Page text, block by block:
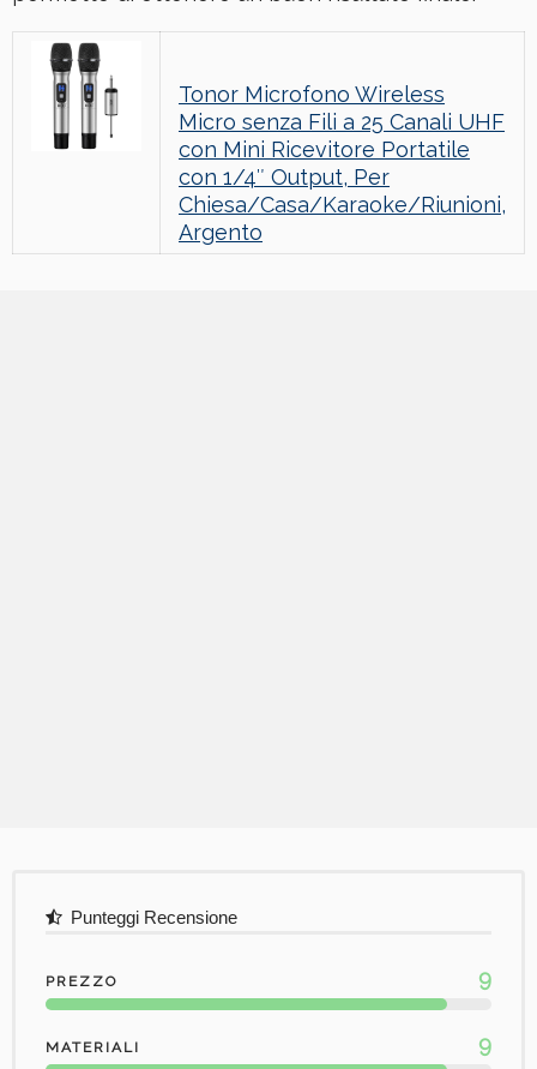
Tonor Microfono Wireless
Micro senza Fili a 25 Canali UHF
con Mini Ricevitore Portatile
con 1/4″ Output, Per
Chiesa/Casa/Karaoke/Riunioni,
Argento
Punteggi Recensione
PREZZO 9
MATERIALI 9